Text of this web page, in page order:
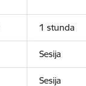
1 stunda
Sesija
Sesija